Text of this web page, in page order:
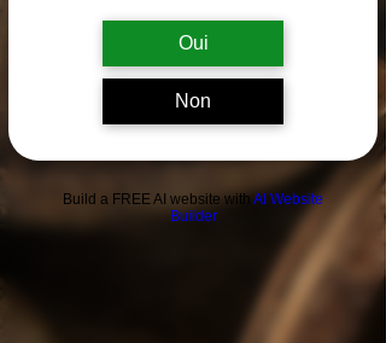
Oui
Non
Build a FREE AI website with AI Website
Builder